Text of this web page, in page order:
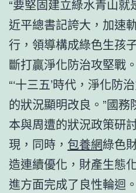
“要堅固建立綠水青山就
近平總書記誇大，加速
行，領導構成綠色生孩
斷打贏淨化防治攻堅戰。
“‘十三五’時代，淨化防
的狀況顯明改良。”國務
本與周遭的狀況政策研
現，同時， 包養網綠色
造連續優化，財產生態
進方面完成了良性輪迴。